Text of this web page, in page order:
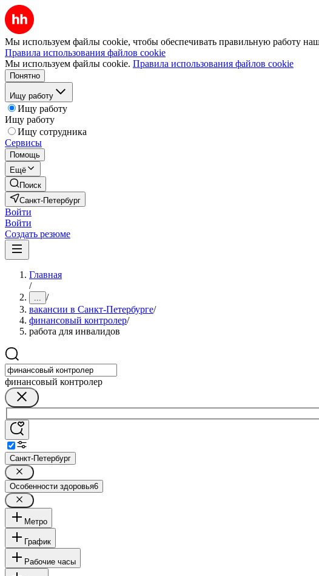
Мы используем файлы cookie, чтобы обеспечивать правильную работу
Правила использования файлов cookie
Мы используем файлы cookie. Правила использования файлов cookie
Понятно
Ищу работу
Ищу работу
Ищу работу
Ищу сотрудника
Сервисы
Помощь
Ещё
Поиск
Санкт-Петербург
Войти
Войти
Создать резюме
Главная
/
... /
вакансии в Санкт-Петербурге/
финансовый контролер/
работа для инвалидов
финансовый контролер
Санкт-Петербург
Особенности здоровья6
Метро
График
Рабочие часы